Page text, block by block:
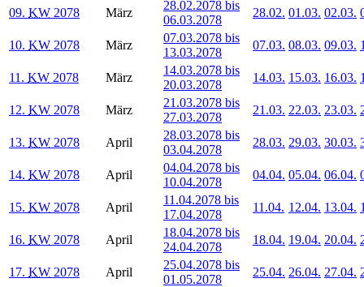
09. KW 2078 März
28.02.2078 bis
06.03.2078
28.02. 01.03. 02.03.
10. KW 2078 März
07.03.2078 bis
13.03.2078
07.03. 08.03. 09.03.
11. KW 2078 März
14.03.2078 bis
20.03.2078
14.03. 15.03. 16.03.
12. KW 2078 März
21.03.2078 bis
27.03.2078
21.03. 22.03. 23.03.
13. KW 2078 April
28.03.2078 bis
03.04.2078
28.03. 29.03. 30.03.
14. KW 2078 April
04.04.2078 bis
10.04.2078
04.04. 05.04. 06.04.
15. KW 2078 April
11.04.2078 bis
17.04.2078
11.04. 12.04. 13.04.
16. KW 2078 April
18.04.2078 bis
24.04.2078
18.04. 19.04. 20.04.
17. KW 2078 April
25.04.2078 bis
01.05.2078
25.04. 26.04. 27.04.